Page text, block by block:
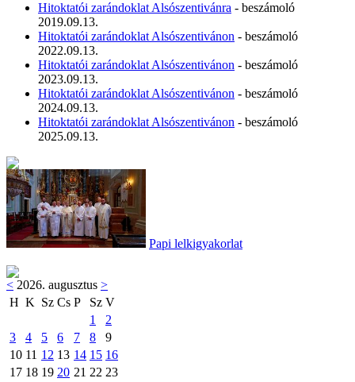
Hitoktatói zarándoklat Alsószentivánra - beszámoló
2019.09.13.
Hitoktatói zarándoklat Alsószentivánon - beszámoló
2022.09.13.
Hitoktatói zarándoklat Alsószentivánon - beszámoló
2023.09.13.
Hitoktatói zarándoklat Alsószentivánon - beszámoló
2024.09.13.
Hitoktatói zarándoklat Alsószentivánon - beszámoló
2025.09.13.
Papi lelkigyakorlat
< 2026. augusztus >
H K Sz Cs P Sz V
1
2
3
4 5 6 7 8
9
10 11 12 13 14 15 16
17 18 19 20 21 22 23